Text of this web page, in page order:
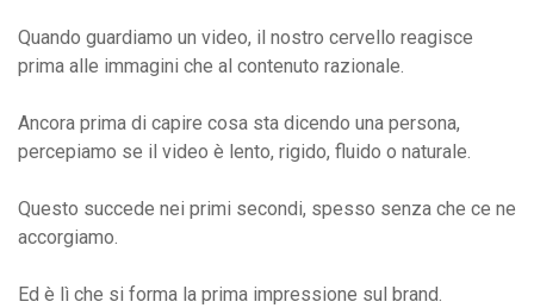
Quando guardiamo un video, il nostro cervello reagisce
prima alle immagini che al contenuto razionale.
Ancora prima di capire cosa sta dicendo una persona,
percepiamo se il video è lento, rigido, fluido o naturale.
Questo succede nei primi secondi, spesso senza che ce ne
accorgiamo.
Ed è lì che si forma la prima impressione sul brand.